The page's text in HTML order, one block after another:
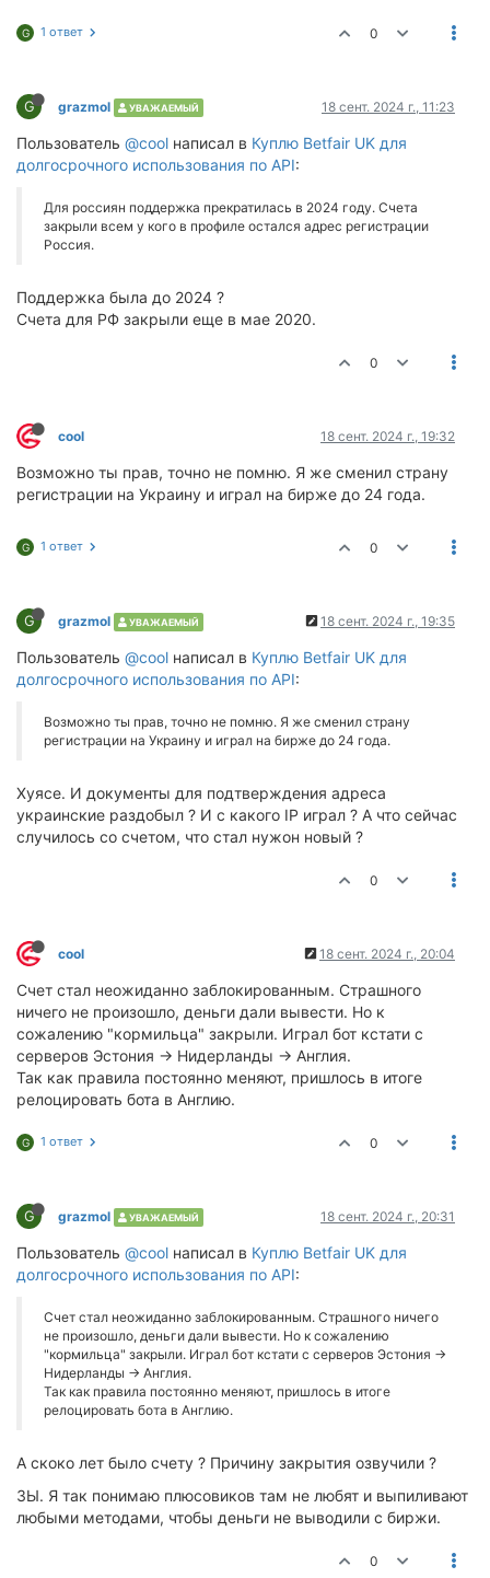
G 1 ответ 0
G grazmol УВАЖАЕМЫЙ 18 сент. 2024 г., 11:23
Пользователь @cool написал в Куплю Betfair UK для
долгосрочного использования по API:
Для россиян поддержка прекратилась в 2024 году. Счета
закрыли всем у кого в профиле остался адрес регистрации
Россия.
Поддержка была до 2024 ?
Счета для РФ закрыли еще в мае 2020.
0
cool 18 сент. 2024 г., 19:32
Возможно ты прав, точно не помню. Я же сменил страну
регистрации на Украину и играл на бирже до 24 года.
G 1 ответ 0
G grazmol УВАЖАЕМЫЙ 18 сент. 2024 г., 19:35
Пользователь @cool написал в Куплю Betfair UK для
долгосрочного использования по API:
Возможно ты прав, точно не помню. Я же сменил страну
регистрации на Украину и играл на бирже до 24 года.
Хуясе. И документы для подтверждения адреса
украинские раздобыл ? И с какого IP играл ? А что сейчас
случилось со счетом, что стал нужон новый ?
0
cool 18 сент. 2024 г., 20:04
Счет стал неожиданно заблокированным. Страшного
ничего не произошло, деньги дали вывести. Но к
сожалению "кормильца" закрыли. Играл бот кстати с
серверов Эстония -> Нидерланды -> Англия.
Так как правила постоянно меняют, пришлось в итоге
релоцировать бота в Англию.
G 1 ответ 0
G grazmol УВАЖАЕМЫЙ 18 сент. 2024 г., 20:31
Пользователь @cool написал в Куплю Betfair UK для
долгосрочного использования по API:
Счет стал неожиданно заблокированным. Страшного ничего
не произошло, деньги дали вывести. Но к сожалению
"кормильца" закрыли. Играл бот кстати с серверов Эстония ->
Нидерланды -> Англия.
Так как правила постоянно меняют, пришлось в итоге
релоцировать бота в Англию.
А скоко лет было счету ? Причину закрытия озвучили ?
ЗЫ. Я так понимаю плюсовиков там не любят и выпиливают
любыми методами, чтобы деньги не выводили с биржи.
0